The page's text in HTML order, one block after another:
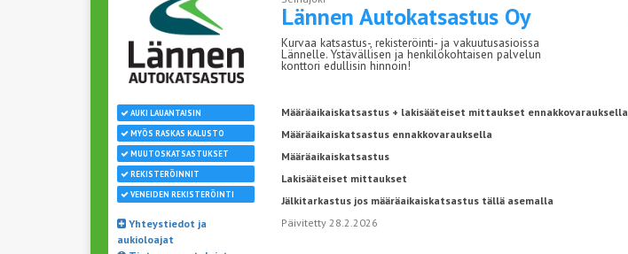
Lännen Autokatsastus Oy
Kurvaa katsastus-, rekisteröinti- ja vakuutusasioissa
Lännelle. Ystävällisen ja henkilökohtaisen palvelun
konttori edullisin hinnoin!
AUKI LAUANTAISIN
MYÖS RASKAS KALUSTO
MUUTOSKATSASTUKSET
REKISTERÖINNIT
VENEIDEN REKISTERÖINTI
Yhteystiedot ja
aukioloajat
Määräaikaiskatsastus + lakisääteiset mittaukset ennakkovarauksella
Määräaikaiskatsastus ennakkovarauksella
Määräaikaiskatsastus
Lakisääteiset mittaukset
Jälkitarkastus jos määräaikaiskatsastus tällä asemalla
Päivitetty 28.2.2026